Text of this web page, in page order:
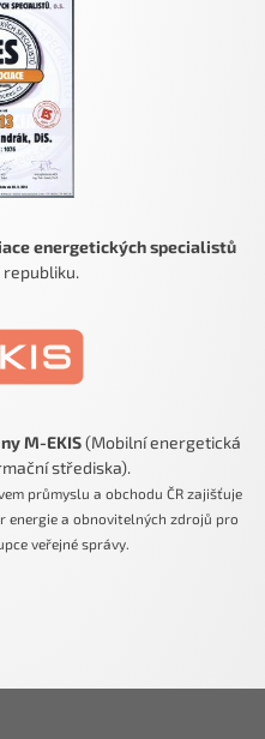
energetických specialistů
republiku.
M-EKIS(Mobilní energetická
střediska).
průmyslu a obchodu ČR zajišťuje
a obnovitelných zdrojů pro
veřejné správy.